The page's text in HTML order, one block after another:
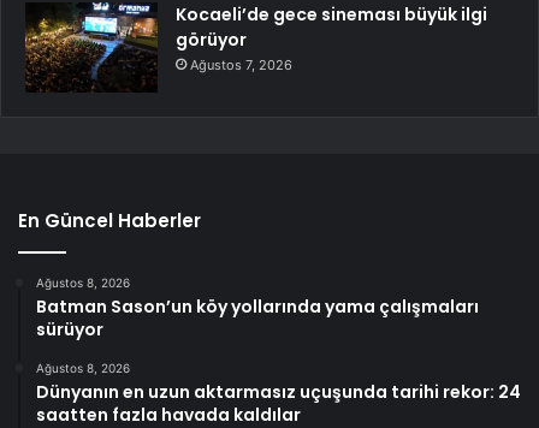
Kocaeli’de gece sineması büyük ilgi
görüyor
Ağustos 7, 2026
En Güncel Haberler
Ağustos 8, 2026
Batman Sason’un köy yollarında yama çalışmaları
sürüyor
Ağustos 8, 2026
Dünyanın en uzun aktarmasız uçuşunda tarihi rekor: 24
saatten fazla havada kaldılar